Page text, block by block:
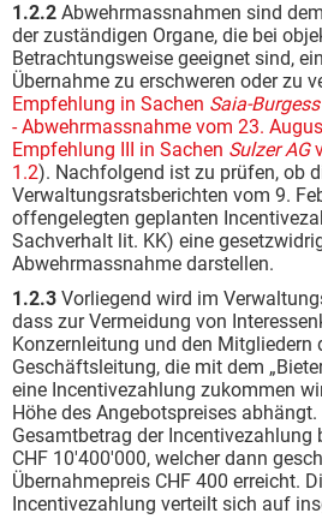
1.2.2 Abwehrmassnahmen sind
der zuständigen Organe, die bei
Betrachtungsweise geeignet sind,
Übernahme zu erschweren oder zu
Empfehlung in Sachen Saia-
- Abwehrmassnahme vom 23.
Empfehlung III in Sachen Sulzer AG
1.2). Nachfolgend ist zu prüfen, ob
Verwaltungsratsberichten vom 9.
offengelegten geplanten
Sachverhalt lit. KK) eine
Abwehrmassnahme darstellen.
1.2.3 Vorliegend wird im
dass zur Vermeidung von
Konzernleitung und den Mitgliedern
Geschäftsleitung, die mit dem
eine Incentivezahlung zukommen
Höhe des Angebotspreises
Gesamtbetrag der
CHF 10'400'000, welcher dann
Übernahmepreis CHF 400 erreicht.
Incentivezahlung verteilt sich auf